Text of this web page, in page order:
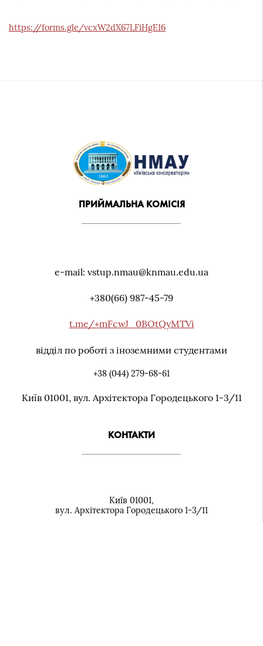
https://forms.gle/vcxW2dX67LFiHgE16
ПРИЙМАЛЬНА КОМІСІЯ
e-mail: vstup.nmau@knmau.edu.ua
+380(66) 987-45-79
t.me/+mFcwJ_0BOtQyMTVi
відділ по роботі з іноземними студентами
+38 (044) 279-68-61
Київ 01001, вул. Архiтектора Городецького 1-3/11
КОНТАКТИ
Київ 01001,
вул. Архiтектора Городецького 1-3/11